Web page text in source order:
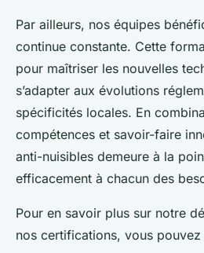
Par ailleurs, nos équipes
continue constante. Cette
pour maîtriser les nouvelles
s’adapter aux évolutions
spécificités locales. En
compétences et savoir-faire
anti-nuisibles demeure à la
efficacement à chacun des
Pour en savoir plus sur notre
nos certifications, vous